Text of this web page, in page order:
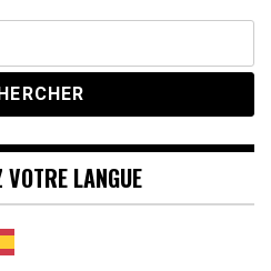
VOTRE LANGUE